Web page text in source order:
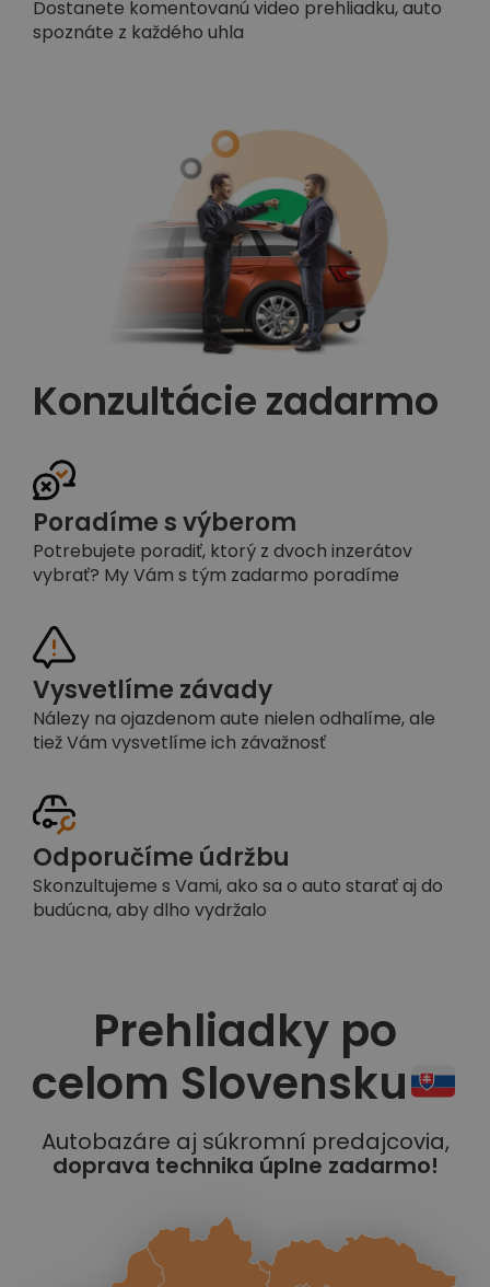
Dostanete komentovanú video prehliadku, auto
spoznáte z každého uhla
Konzultácie zadarmo
Poradíme s výberom
Potrebujete poradiť, ktorý z dvoch inzerátov
vybrať? My Vám s tým zadarmo poradíme
Vysvetlíme závady
Nálezy na ojazdenom aute nielen odhalíme, ale
tiež Vám vysvetlíme ich závažnosť
Odporučíme údržbu
Skonzultujeme s Vami, ako sa o auto starať aj do
budúcna, aby dlho vydržalo
Prehliadky po
celom Slovensku
Autobazáre aj súkromní predajcovia,
doprava technika úplne zadarmo!